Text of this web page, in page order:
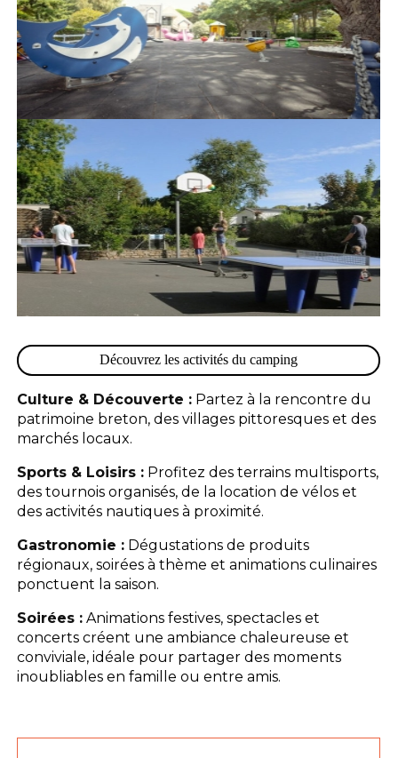
Découvrez les activités du camping
Culture & Découverte : Partez à la rencontre du
patrimoine breton, des villages pittoresques et des
marchés locaux.
Sports & Loisirs : Profitez des terrains multisports,
des tournois organisés, de la location de vélos et
des activités nautiques à proximité.
Gastronomie : Dégustations de produits
régionaux, soirées à thème et animations culinaires
ponctuent la saison.
Soirées : Animations festives, spectacles et
concerts créent une ambiance chaleureuse et
conviviale, idéale pour partager des moments
inoubliables en famille ou entre amis.